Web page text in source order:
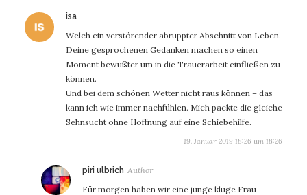
isa
Welch ein verstörender abruppter Abschnitt von Leben.
Deine gesprochenen Gedanken machen so einen
Moment bewußter um in die Trauerarbeit einfließen zu
können.
Und bei dem schönen Wetter nicht raus können – das
kann ich wie immer nachfühlen. Mich packte die gleiche
Sehnsucht ohne Hoffnung auf eine Schiebehilfe.
19. Januar 2019 18:26 um 18:26
piri ulbrich sagt:
Für morgen haben wir eine junge kluge Frau –